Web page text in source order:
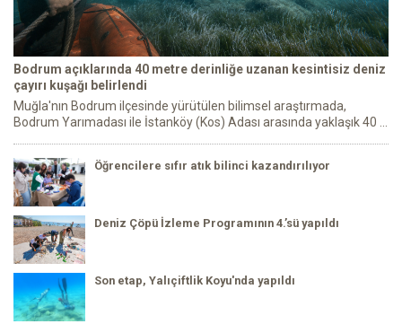
Bodrum açıklarında 40 metre derinliğe uzanan kesintisiz deniz
çayırı kuşağı belirlendi
Muğla'nın Bodrum ilçesinde yürütülen bilimsel araştırmada,
Bodrum Yarımadası ile İstanköy (Kos) Adası arasında yaklaşık 40 ...
Öğrencilere sıfır atık bilinci kazandırılıyor
Deniz Çöpü İzleme Programının 4.’sü yapıldı
Son etap, Yalıçiftlik Koyu'nda yapıldı